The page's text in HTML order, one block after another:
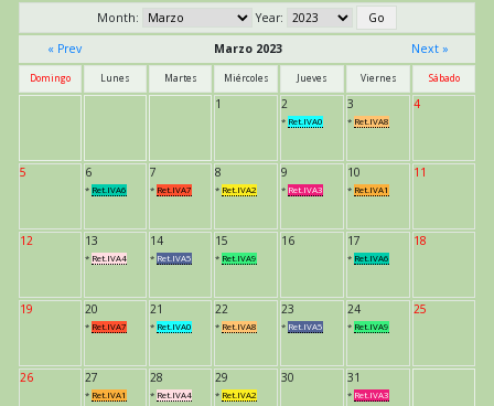
Month:
Year:
« Prev
Marzo 2023 Next »
Domingo Lunes Martes Miércoles Jueves Viernes Sábado
1 2
* Ret.IVA0
3
* Ret.IVA8
4
5 6
* Ret.IVA6
7
* Ret.IVA7
8
* Ret.IVA2
9
* Ret.IVA3
10
* Ret.IVA1
11
12 13
* Ret.IVA4
14
* Ret.IVA5
15
* Ret.IVA9
16 17
* Ret.IVA6
18
19 20
* Ret.IVA7
21
* Ret.IVA0
22
* Ret.IVA8
23
* Ret.IVA5
24
* Ret.IVA9
25
26 27
* Ret.IVA1
28
* Ret.IVA4
29
* Ret.IVA2
30 31
* Ret.IVA3